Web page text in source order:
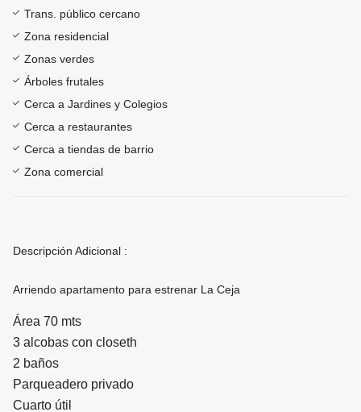
Trans. público cercano
Zona residencial
Zonas verdes
Árboles frutales
Cerca a Jardines y Colegios
Cerca a restaurantes
Cerca a tiendas de barrio
Zona comercial
Descripción Adicional :
Arriendo apartamento para estrenar La Ceja
Área 70 mts
3 alcobas con closeth
2 baños
Parqueadero privado
Cuarto útil